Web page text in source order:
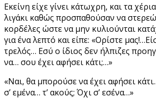
Εκείνη είχε γίνει κάτωχρη, και τα
λιγάκι καθώς προσπαθούσαν να
κορδέλες ώστε να μην κυλιούνται
για ένα λεπτό και είπε: «Ορίστε
τρελός… Εσύ ο ίδιος δεν ήλπιζες
να… σου έχει αφήσει κάτι;…»
«Ναι, θα μπορούσε να έχει αφήσει
σ’ εμένα… τ’ ακούς; Όχι σ’ εσένα…»